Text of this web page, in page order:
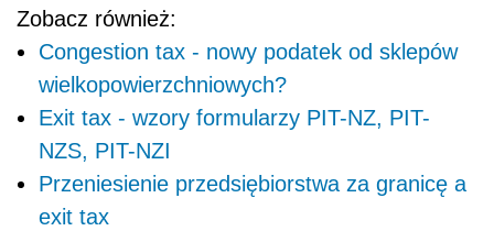
Zobacz również:
Congestion tax - nowy podatek od sklepów
wielkopowierzchniowych?
Exit tax - wzory formularzy PIT-NZ, PIT-
NZS, PIT-NZI
Przeniesienie przedsiębiorstwa za granicę a
exit tax